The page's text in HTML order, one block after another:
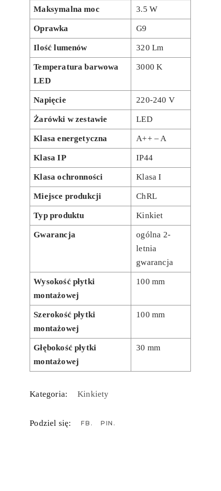
Maksymalna moc 3.5 W
Oprawka G9
Ilość lumenów 320 Lm
Temperatura barwowa
LED
3000 K
Napięcie 220-240 V
Żarówki w zestawie LED
Klasa energetyczna A++ – A
Klasa IP IP44
Klasa ochronności Klasa I
Miejsce produkcji ChRL
Typ produktu Kinkiet
Gwarancja
ogólna 2-
letnia
gwarancja
Wysokość płytki
montażowej
100 mm
Szerokość płytki
montażowej
100 mm
Głębokość płytki
montażowej
30 mm
Kategoria: Kinkiety
Podziel się: FB PIN